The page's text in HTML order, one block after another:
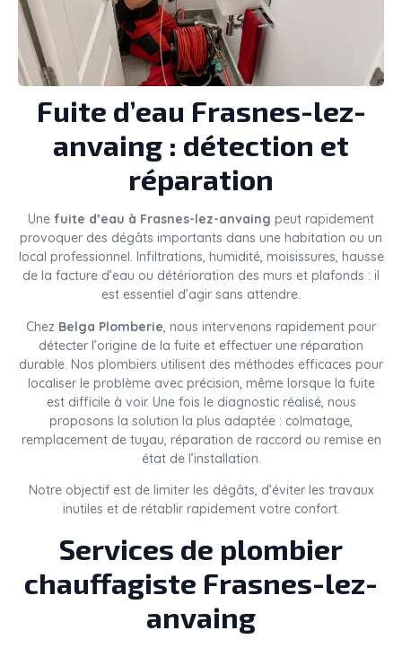
Fuite d’eau Frasnes-lez-
anvaing : détection et
réparation
Une fuite d’eau à Frasnes-lez-anvaing peut rapidement
provoquer des dégâts importants dans une habitation ou un
local professionnel. Infiltrations, humidité, moisissures, hausse
de la facture d’eau ou détérioration des murs et plafonds : il
est essentiel d’agir sans attendre.
Chez Belga Plomberie, nous intervenons rapidement pour
détecter l’origine de la fuite et effectuer une réparation
durable. Nos plombiers utilisent des méthodes efficaces pour
localiser le problème avec précision, même lorsque la fuite
est difficile à voir. Une fois le diagnostic réalisé, nous
proposons la solution la plus adaptée : colmatage,
remplacement de tuyau, réparation de raccord ou remise en
état de l’installation.
Notre objectif est de limiter les dégâts, d’éviter les travaux
inutiles et de rétablir rapidement votre confort.
Services de plombier
chauffagiste Frasnes-lez-
anvaing